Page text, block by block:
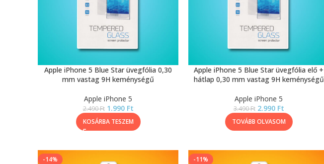
Apple iPhone 5 Blue Star üvegfólia 0,30
mm vastag 9H keménységű
Apple iPhone 5
2.490Ft 1.990 Ft
KOSÁRBA TESZEM
Apple iPhone 5 Blue Star üvegfólia elő +
hátlap 0,30 mm vastag 9H keménységű
Apple iPhone 5
3.490Ft 2.990 Ft
TOVÁBB OLVASOM
-14%
-11%